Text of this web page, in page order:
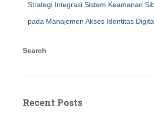
Strategi Integrasi Sistem Keamanan
pada Manajemen Akses Identitas
Search
Recent Posts